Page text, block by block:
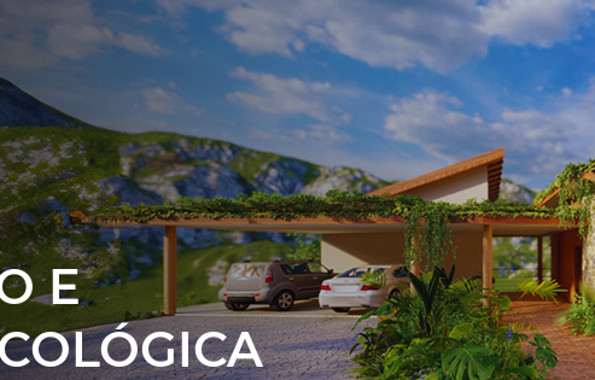
E